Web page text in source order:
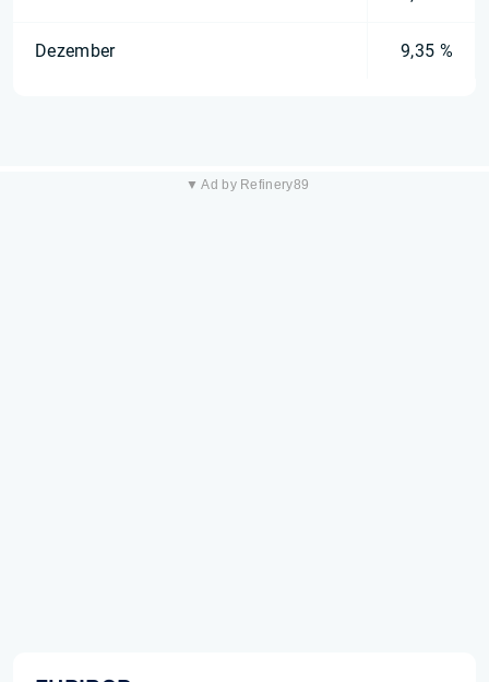
Dezember 9,35 %
▼ Ad by Refinery89